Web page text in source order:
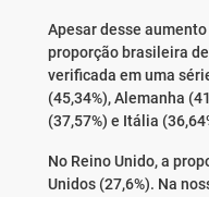
Apesar desse
proporção brasileira
verificada em uma
(45,34%), Alemanha
(37,57%) e Itália
No Reino Unido, a
Unidos (27,6%). Na